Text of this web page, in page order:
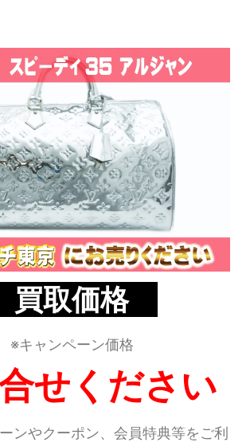
買取価格
※キャンペーン価格
せください
ンやクーポン、会員特典等をご利